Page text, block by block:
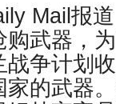
Mail报
购武器，
战争计划
家的武器